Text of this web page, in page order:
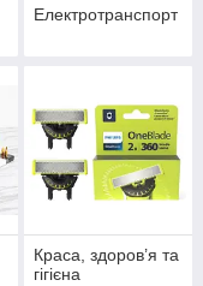
Електротранспорт
Краса, здоров’я та
гігієна